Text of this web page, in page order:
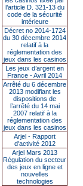
l’article D. 321-13 du
code de la sécurité
intérieure
Décret no 2014-1724
du 30 décembre 2014
relatif à la
réglementation des
jeux dans les casinos
Les jeux d’argent en
France - Avril 2014
Arrêté du 6 décembre
2013 modifiant les
dispositions de
l’arrêté du 14 mai
2007 relatif à la
réglementation des
jeux dans les casinos
Arjel - Rapport
d'activité 2012
Arjel Mars 2013
Régulation du secteur
des jeux en ligne et
nouvelles
technologies